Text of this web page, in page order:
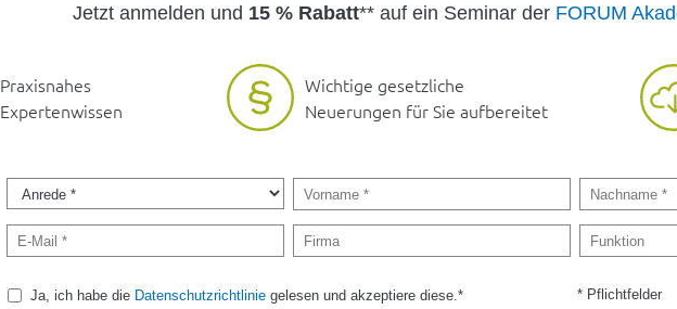
Jetzt anmelden und 15 % Rabatt** auf ein Seminar der FORUM
Praxisnahes
Expertenwissen
Wichtige gesetzliche
Neuerungen für Sie aufbereitet
Ja, ich habe die Datenschutzrichtliniegelesen und akzeptiere diese.* * Pflichtfelder